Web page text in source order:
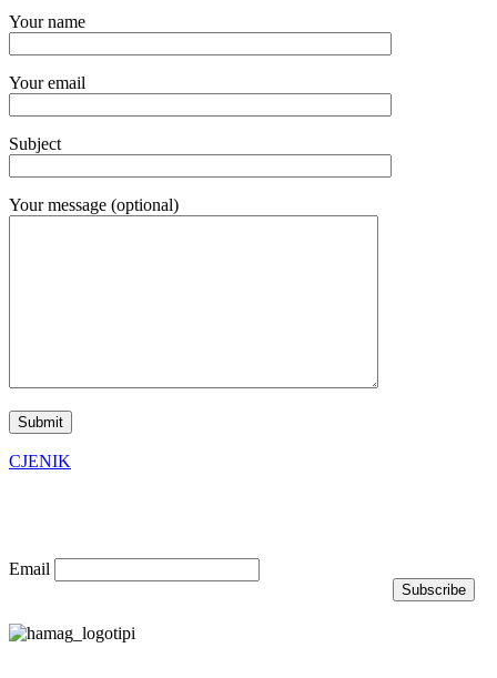
Your name
Your email
Subject
Your message (optional)
CJENIK
Email